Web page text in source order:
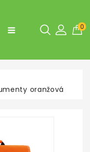
0
oranžová